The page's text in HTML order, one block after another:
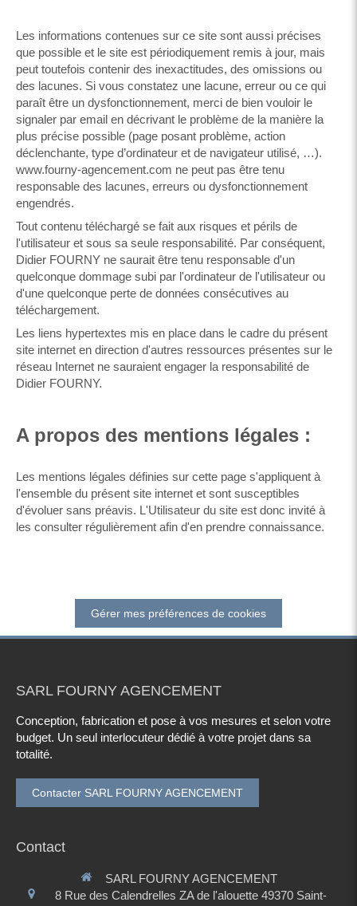
Les informations contenues sur ce site sont aussi précises
que possible et le site est périodiquement remis à jour, mais
peut toutefois contenir des inexactitudes, des omissions ou
des lacunes. Si vous constatez une lacune, erreur ou ce qui
paraît être un dysfonctionnement, merci de bien vouloir le
signaler par email en décrivant le problème de la manière la
plus précise possible (page posant problème, action
déclenchante, type d’ordinateur et de navigateur utilisé, …).
www.fourny-agencement.com ne peut pas être tenu
responsable des lacunes, erreurs ou dysfonctionnement
engendrés.
Tout contenu téléchargé se fait aux risques et périls de
l'utilisateur et sous sa seule responsabilité. Par conséquent,
Didier FOURNY ne saurait être tenu responsable d'un
quelconque dommage subi par l'ordinateur de l'utilisateur ou
d'une quelconque perte de données consécutives au
téléchargement.
Les liens hypertextes mis en place dans le cadre du présent
site internet en direction d'autres ressources présentes sur le
réseau Internet ne sauraient engager la responsabilité de
Didier FOURNY.
A propos des mentions légales :
Les mentions légales définies sur cette page s'appliquent à
l'ensemble du présent site internet et sont susceptibles
d'évoluer sans préavis. L'Utilisateur du site est donc invité à
les consulter régulièrement afin d'en prendre connaissance.
Gérer mes préférences de cookies
SARL FOURNY AGENCEMENT
Conception, fabrication et pose à vos mesures et selon votre
budget. Un seul interlocuteur dédié à votre projet dans sa
totalité.
Contacter SARL FOURNY AGENCEMENT
Contact
SARL FOURNY AGENCEMENT
8 Rue des Calendrelles ZA de l'alouette 49370 Saint-